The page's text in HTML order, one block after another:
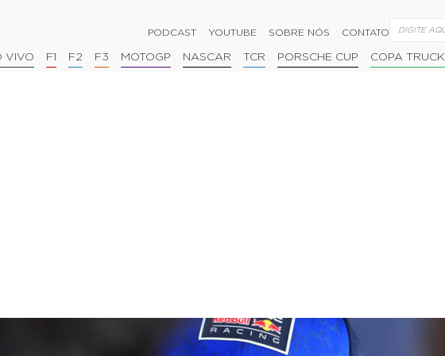
PODCAST YOUTUBE SOBRE NÓS CONTATO
VIVO F1 F2 F3 MOTOGP NASCAR TCR PORSCHE CUP COPA TRUCK